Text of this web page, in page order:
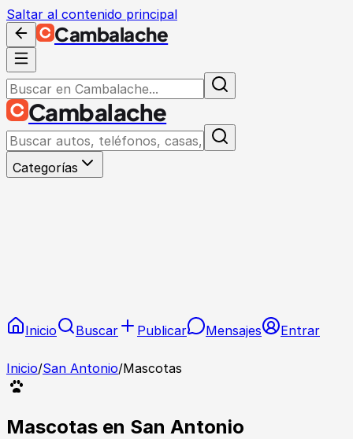
Saltar al contenido principal
Cambalache
Cambalache
Categorías
Inicio Buscar Publicar Mensajes Entrar
Inicio/San Antonio/Mascotas
Mascotas en San Antonio